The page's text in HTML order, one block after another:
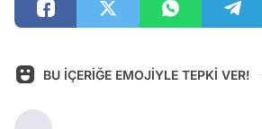
BU İÇERİĞE EMOJİYLE TEPKİ VER!